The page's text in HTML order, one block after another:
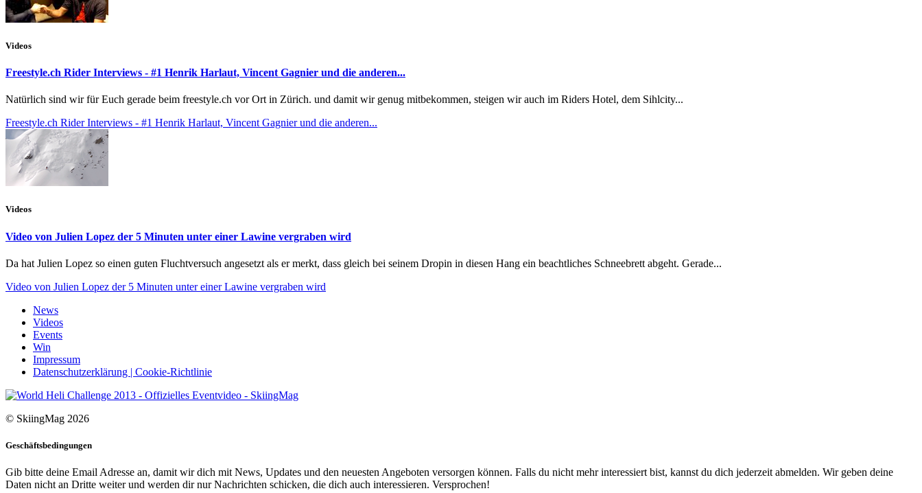
Videos
Freestyle.ch Rider Interviews - #1 Henrik Harlaut, Vincent Gagnier und die anderen...
Natürlich sind wir für Euch gerade beim freestyle.ch vor Ort in Zürich. und damit wir genug mitbekommen, steigen wir auch im Riders Hotel, dem Sihlcity...
Freestyle.ch Rider Interviews - #1 Henrik Harlaut, Vincent Gagnier und die anderen...
Videos
Video von Julien Lopez der 5 Minuten unter einer Lawine vergraben wird
Da hat Julien Lopez so einen guten Fluchtversuch angesetzt als er merkt, dass gleich bei seinem Dropin in diesen Hang ein beachtliches Schneebrett abgeht. Gerade...
Video von Julien Lopez der 5 Minuten unter einer Lawine vergraben wird
News
Videos
Events
Win
Impressum
Datenschutzerklärung | Cookie-Richtlinie
© SkiingMag 2026
Geschäftsbedingungen
Gib bitte deine Email Adresse an, damit wir dich mit News, Updates und den neuesten Angeboten versorgen können. Falls du nicht mehr interessiert bist, kannst du dich jederzeit abmelden. Wir geben deine
Daten nicht an Dritte weiter und werden dir nur Nachrichten schicken, die dich auch interessieren. Versprochen!